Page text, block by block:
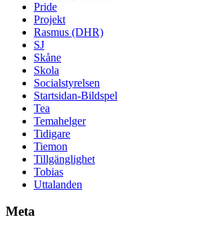
Pride
Projekt
Rasmus (DHR)
SJ
Skåne
Skola
Socialstyrelsen
Startsidan-Bildspel
Tea
Temahelger
Tidigare
Tiemon
Tillgänglighet
Tobias
Uttalanden
Meta